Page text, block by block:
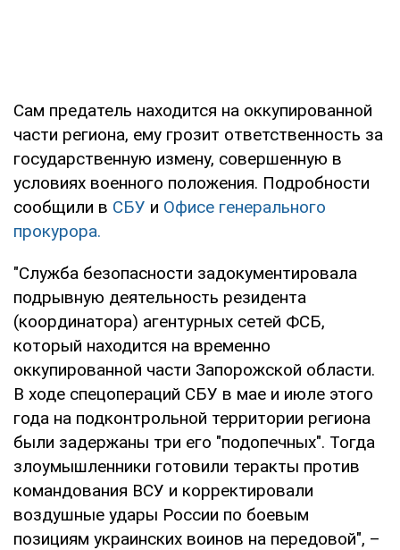
Сам предатель находится на оккупированной
части региона, ему грозит ответственность за
государственную измену, совершенную в
условиях военного положения. Подробности
сообщили в СБУ и Офисе генерального
прокурора.
"Служба безопасности задокументировала
подрывную деятельность резидента
(координатора) агентурных сетей ФСБ,
который находится на временно
оккупированной части Запорожской области.
В ходе спецопераций СБУ в мае и июле этого
года на подконтрольной территории региона
были задержаны три его "подопечных". Тогда
злоумышленники готовили теракты против
командования ВСУ и корректировали
воздушные удары России по боевым
позициям украинских воинов на передовой", –